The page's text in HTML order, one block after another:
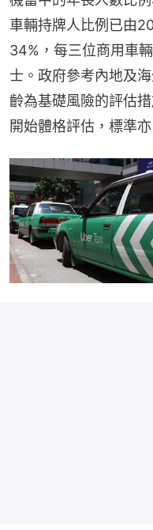
車輛持牌人比例已由
34%，每三位商用車
士。政府參考內地及
齡為基礎風險的評估
開始體格評估，標準